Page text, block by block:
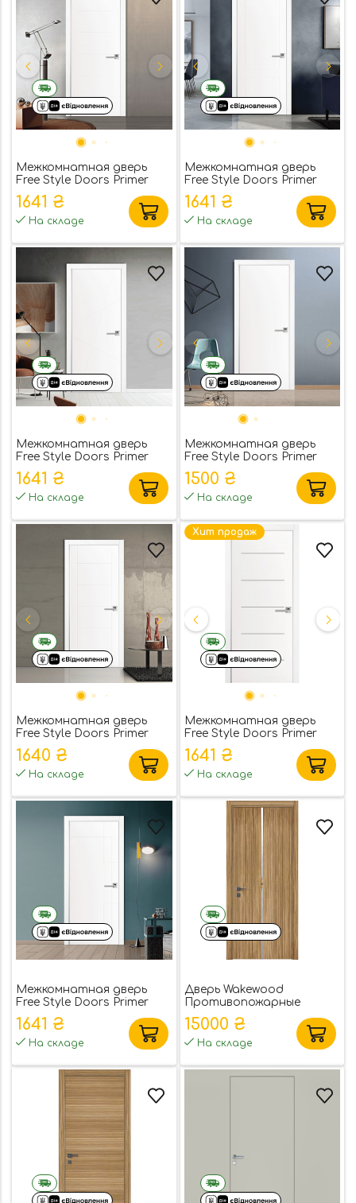
Межкомнатная дверь
Free Style Doors Primer
White 3 под покраску
1641 ₴
На складе
Межкомнатная дверь
Free Style Doors Primer
White 4 под покраску
1641 ₴
На складе
Межкомнатная дверь
Free Style Doors Primer
White 7 под покраску
1641 ₴
На складе
Межкомнатная дверь
Free Style Doors Primer
White 1 под покраску
1500 ₴
На складе
Межкомнатная дверь
Free Style Doors Primer
White 2 под покраску
1640 ₴
На складе
Хит продаж
Межкомнатная дверь
Free Style Doors Primer
White 5 под покраску
1641 ₴
На складе
Межкомнатная дверь
Free Style Doors Primer
White 6 под покраску
1641 ₴
На складе
Дверь Wakewood
Противопожарные
Deluxe 01
15000 ₴
На складе